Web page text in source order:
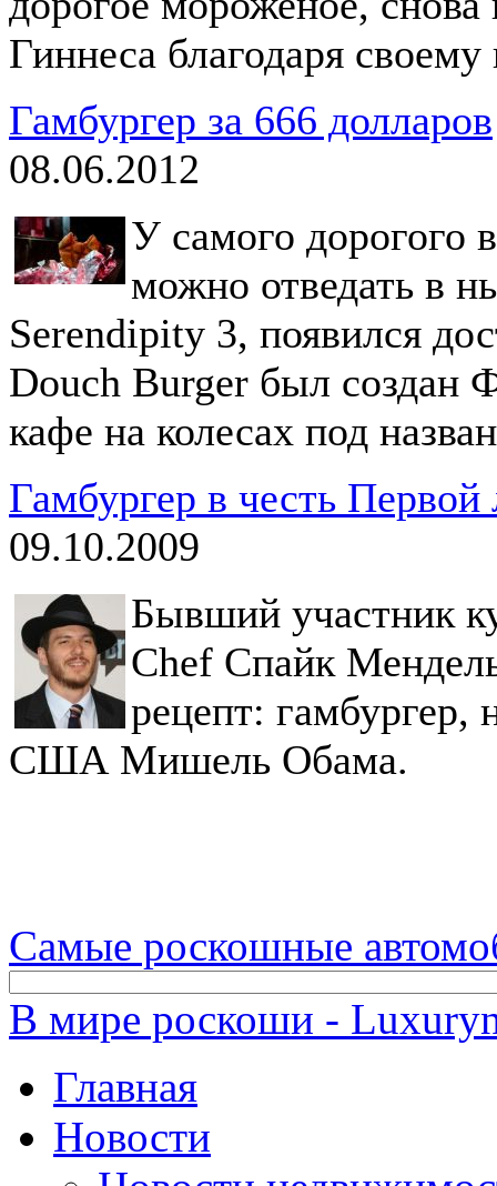
Гиннеса благодаря
Гамбургер за 666 долларов
08.06.2012
У самого дорогого
можно отведать в
Serendipity 3, появился
Douch Burger был создан
кафе на колесах под
Гамбургер в честь Первой
09.10.2009
Бывший участник
Chef Спайк
рецепт: гамбургер,
США Мишель Обама.
Самые роскошные
В мире роскоши -
Главная
Новости